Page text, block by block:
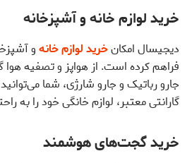
خرید لوازم خانه و آشپزخانه
دیجیسال امکانخرید لوازم خانهو
فراهم کرده است. از هواپز و تصفیه هوا
جارو رباتیک و جارو شارژی، شما
گارانتی معتبر، لوازم خانگی خود را به
خرید گجت‌های هوشمند